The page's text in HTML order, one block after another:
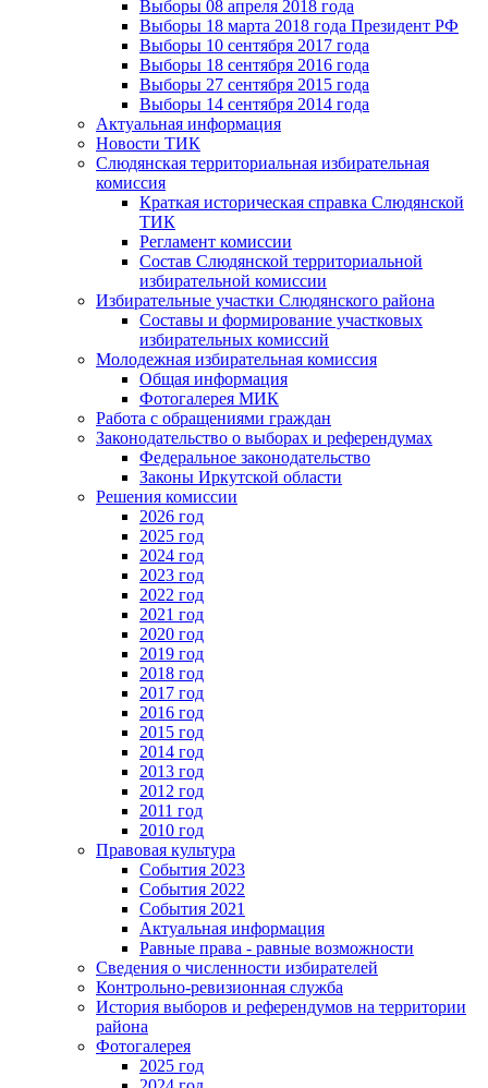
Выборы 08 апреля 2018 года
Выборы 18 марта 2018 года Президент РФ
Выборы 10 сентября 2017 года
Выборы 18 сентября 2016 года
Выборы 27 сентября 2015 года
Выборы 14 сентября 2014 года
Актуальная информация
Новости ТИК
Слюдянская территориальная избирательная
комиссия
Краткая историческая справка Слюдянской
ТИК
Регламент комиссии
Состав Слюдянской территориальной
избирательной комиссии
Избирательные участки Слюдянского района
Составы и формирование участковых
избирательных комиссий
Молодежная избирательная комиссия
Общая информация
Фотогалерея МИК
Работа с обращениями граждан
Законодательство о выборах и референдумах
Федеральное законодательство
Законы Иркутской области
Решения комиссии
2026 год
2025 год
2024 год
2023 год
2022 год
2021 год
2020 год
2019 год
2018 год
2017 год
2016 год
2015 год
2014 год
2013 год
2012 год
2011 год
2010 год
Правовая культура
События 2023
События 2022
События 2021
Актуальная информация
Равные права - равные возможности
Сведения о численности избирателей
Контрольно-ревизионная служба
История выборов и референдумов на территории
района
Фотогалерея
2025 год